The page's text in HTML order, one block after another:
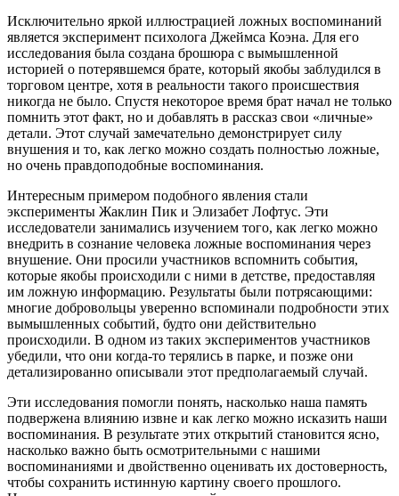
Исключительно яркой иллюстрацией ложных воспоминаний
является эксперимент психолога Джеймса Коэна. Для его
исследования была создана брошюра с вымышленной
историей о потерявшемся брате, который якобы заблудился в
торговом центре, хотя в реальности такого происшествия
никогда не было. Спустя некоторое время брат начал не только
помнить этот факт, но и добавлять в рассказ свои «личные»
детали. Этот случай замечательно демонстрирует силу
внушения и то, как легко можно создать полностью ложные,
но очень правдоподобные воспоминания.
Интересным примером подобного явления стали
эксперименты Жаклин Пик и Элизабет Лофтус. Эти
исследователи занимались изучением того, как легко можно
внедрить в сознание человека ложные воспоминания через
внушение. Они просили участников вспомнить события,
которые якобы происходили с ними в детстве, предоставляя
им ложную информацию. Результаты были потрясающими:
многие добровольцы уверенно вспоминали подробности этих
вымышленных событий, будто они действительно
происходили. В одном из таких экспериментов участников
убедили, что они когда-то терялись в парке, и позже они
детализированно описывали этот предполагаемый случай.
Эти исследования помогли понять, насколько наша память
подвержена влиянию извне и как легко можно исказить наши
воспоминания. В результате этих открытий становится ясно,
насколько важно быть осмотрительными с нашими
воспоминаниями и двойственно оценивать их достоверность,
чтобы сохранить истинную картину своего прошлого.